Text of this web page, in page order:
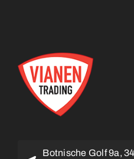
Botnische Golf 9a,